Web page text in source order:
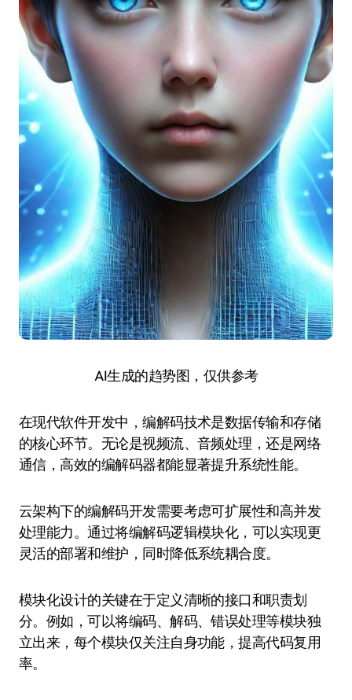
AI生成的趋势图，仅供参考
在现代软件开发中，编解码技术是数据传输和存储
的核心环节。无论是视频流、音频处理，还是网络
通信，高效的编解码器都能显著提升系统性能。
云架构下的编解码开发需要考虑可扩展性和高并发
处理能力。通过将编解码逻辑模块化，可以实现更
灵活的部署和维护，同时降低系统耦合度。
模块化设计的关键在于定义清晰的接口和职责划
分。例如，可以将编码、解码、错误处理等模块独
立出来，每个模块仅关注自身功能，提高代码复用
率。